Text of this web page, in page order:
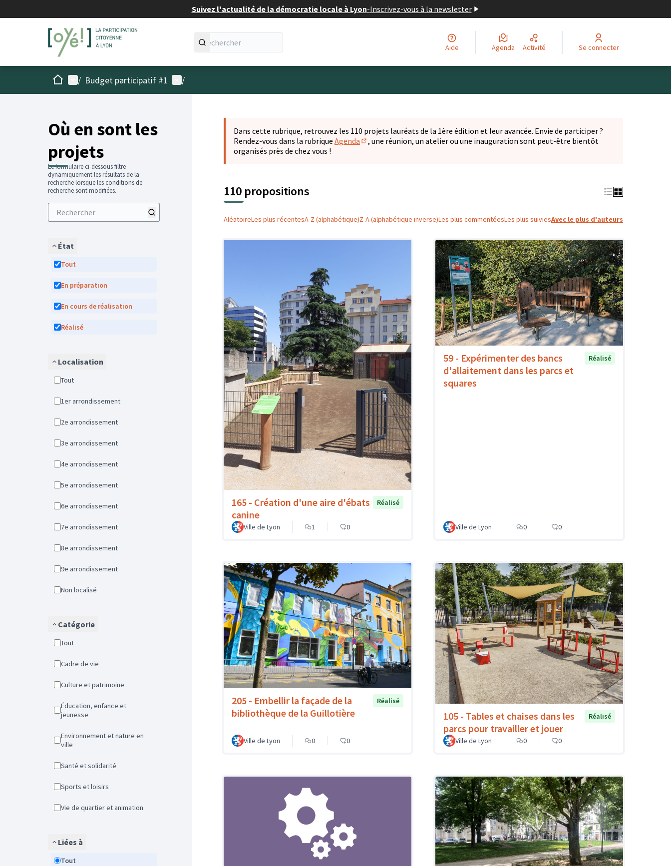
Suivez l'actualité de la démocratie locale à Lyon-Inscrivez-vous à la newsletter
Aide Agenda Activité Se connecter
AccueilMenu principal
/ Budget participatif #1 Menu utilisateur
/
Où en sont les
projets
Le formulaire ci-dessous filtre
dynamiquement les résultats de la
recherche lorsque les conditions de
recherche sont modifiées.
État
Tout
En préparation
En cours de réalisation
Réalisé
Localisation
Tout
1er arrondissement
2e arrondissement
3e arrondissement
4e arrondissement
5e arrondissement
6e arrondissement
7e arrondissement
8e arrondissement
9e arrondissement
Non localisé
Catégorie
Tout
Cadre de vie
Culture et patrimoine
Éducation, enfance et
jeunesse
Environnement et nature en
ville
Santé et solidarité
Sports et loisirs
Vie de quartier et animation
Liées à
Tout
Dans cette rubrique, retrouvez les 110 projets lauréats de la 1ère édition et leur avancée. Envie de participer ?
Rendez-vous dans la rubrique Agenda
(S'ouvre dans un nouvel onglet)
, une réunion, un atelier ou une inauguration sont peut-être bientôt
organisés près de chez vous !
110 propositions
AléatoireLes plus récentesA-Z (alphabétique)Z-A (alphabétique inverse)Les plus commentéesLes plus suiviesAvec le plus d'auteurs
165 - Création d'une aire d'ébats
canine
Réalisé
Ville de Lyon 1 0
59 - Expérimenter des bancs
d'allaitement dans les parcs et
squares
Réalisé
Ville de Lyon 0 0
205 - Embellir la façade de la
bibliothèque de la Guillotière
Réalisé
Ville de Lyon 0 0
105 - Tables et chaises dans les
parcs pour travailler et jouer
Réalisé
Ville de Lyon 0 0